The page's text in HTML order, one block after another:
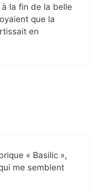
la fin de la belle
que la
en
« Basilic »,
me semblent